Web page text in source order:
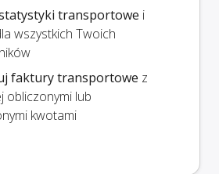
transportowe i
wszystkich Twoich
faktury transportowe z
obliczonymi lub
kwotami